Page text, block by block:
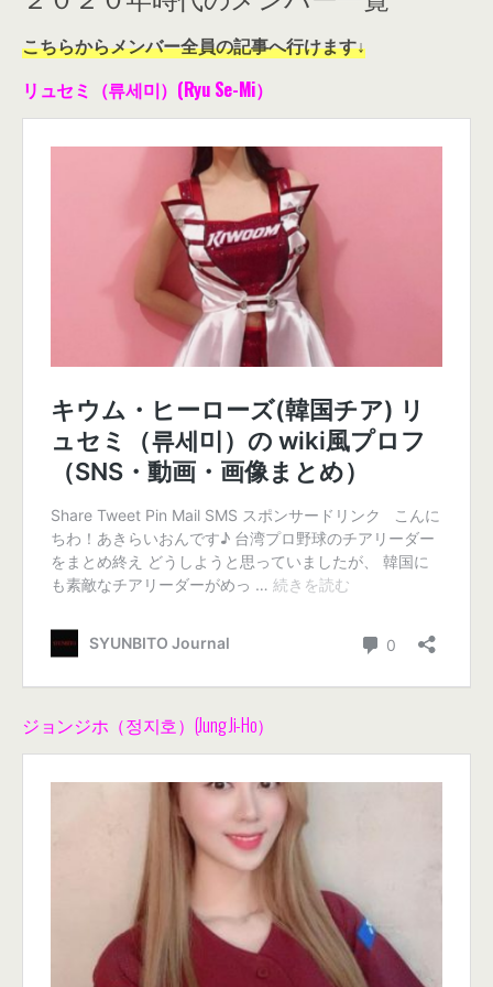
こちらからメンバー全員の記事へ行けます↓
リュセミ（류세미）(Ryu Se-Mi）
ジョンジホ（정지호）(Jung Ji-Ho）